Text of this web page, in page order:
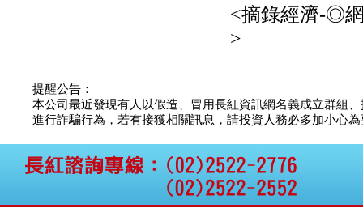
<摘錄經濟-◎
>
提醒公告：
本公司最近發現有人以假造、冒用長紅資訊網名義成立群組
進行詐騙行為，若有接獲相關訊息，請投資人務必多加小心